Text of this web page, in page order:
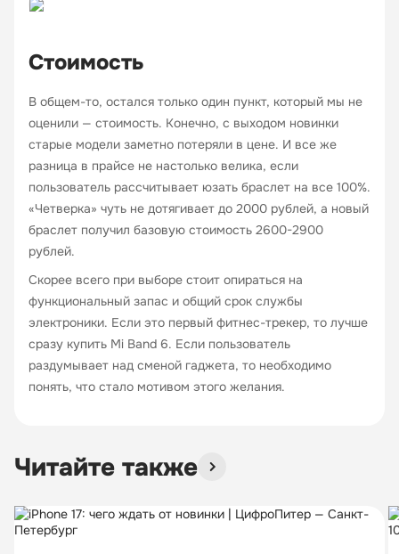
Стоимость
В общем-то, остался только один пункт, который мы не
оценили — стоимость. Конечно, с выходом новинки
старые модели заметно потеряли в цене. И все же
разница в прайсе не настолько велика, если
пользователь рассчитывает юзать браслет на все 100%.
«Четверка» чуть не дотягивает до 2000 рублей, а новый
браслет получил базовую стоимость 2600-2900
рублей.
Скорее всего при выборе стоит опираться на
функциональный запас и общий срок службы
электроники. Если это первый фитнес-трекер, то лучше
сразу купить Mi Band 6. Если пользователь
раздумывает над сменой гаджета, то необходимо
понять, что стало мотивом этого желания.
Читайте также